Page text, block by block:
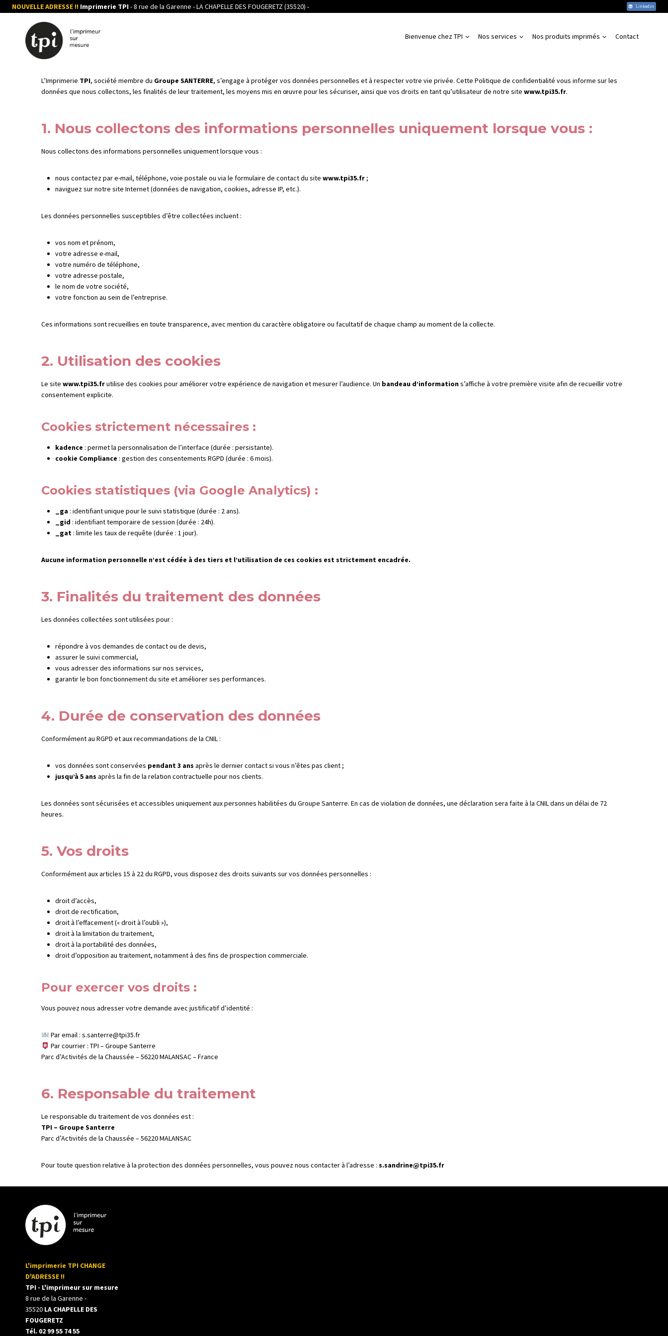
Aller
au
NOUVELLE ADRESSE !! Imprimerie TPI- 8 rue de la Garenne - LA CHAPELLE DES FOUGERETZ (35520) - Linkedin
Bienvenue chez TPI Nos services Nos produits imprimés Contact
L’Imprimerie TPI, société membre du Groupe SANTERRE, s’engage à protéger vos données personnelles et à respecter votre vie privée. Cette Politique de confidentialité vous informe sur les
données que nous collectons, les finalités de leur traitement, les moyens mis en œuvre pour les sécuriser, ainsi que vos droits en tant qu’utilisateur de notre site www.tpi35.fr.
1. Nous collectons des informations personnelles uniquement lorsque vous :
Nous collectons des informations personnelles uniquement lorsque vous :
nous contactez par e-mail, téléphone, voie postale ou via le formulaire de contact du site www.tpi35.fr ;
naviguez sur notre site Internet (données de navigation, cookies, adresse IP, etc.).
Les données personnelles susceptibles d’être collectées incluent :
vos nom et prénom,
votre adresse e-mail,
votre numéro de téléphone,
votre adresse postale,
le nom de votre société,
votre fonction au sein de l’entreprise.
Ces informations sont recueillies en toute transparence, avec mention du caractère obligatoire ou facultatif de chaque champ au moment de la collecte.
2. Utilisation des cookies
Le site www.tpi35.frutilise des cookies pour améliorer votre expérience de navigation et mesurer l’audience. Un bandeau d’informations’affiche à votre première visite afin de recueillir votre
consentement explicite.
Cookies strictement nécessaires :
kadence : permet la personnalisation de l’interface (durée : persistante).
cookie Compliance : gestion des consentements RGPD (durée : 6 mois).
Cookies statistiques (via Google Analytics) :
_ga : identifiant unique pour le suivi statistique (durée : 2 ans).
_gid : identifiant temporaire de session (durée : 24h).
_gat : limite les taux de requête (durée : 1 jour).
Aucune information personnelle n’est cédée à des tiers et l’utilisation de ces cookies est strictement encadrée.
3. Finalités du traitement des données
Les données collectées sont utilisées pour :
répondre à vos demandes de contact ou de devis,
assurer le suivi commercial,
vous adresser des informations sur nos services,
garantir le bon fonctionnement du site et améliorer ses performances.
4. Durée de conservation des données
Conformément au RGPD et aux recommandations de la CNIL :
vos données sont conservées pendant 3 ans après le dernier contact si vous n’êtes pas client ;
jusqu’à 5 ans après la fin de la relation contractuelle pour nos clients.
Les données sont sécurisées et accessibles uniquement aux personnes habilitées du Groupe Santerre. En cas de violation de données, une déclaration sera faite à la CNIL dans un délai de 72
heures.
5. Vos droits
Conformément aux articles 15 à 22 du RGPD, vous disposez des droits suivants sur vos données personnelles :
droit d’accès,
droit de rectification,
droit à l’effacement (« droit à l’oubli »),
droit à la limitation du traitement,
droit à la portabilité des données,
droit d’opposition au traitement, notamment à des fins de prospection commerciale.
Pour exercer vos droits :
Vous pouvez nous adresser votre demande avec justificatif d’identité :
Par email : s.santerre@tpi35.fr
Par courrier : TPI – Groupe Santerre
Parc d’Activités de la Chaussée – 56220 MALANSAC – France
6. Responsable du traitement
Le responsable du traitement de vos données est :
TPI – Groupe Santerre
Parc d’Activités de la Chaussée – 56220 MALANSAC
Pour toute question relative à la protection des données personnelles, vous pouvez nous contacter à l’adresse : s.sandrine@tpi35.fr
L'imprimerie TPI CHANGE
D'ADRESSE !!
TPI - L'imprimeur sur mesure
8 rue de la Garenne -
35520 LA CHAPELLE DES
FOUGERETZ
Tél. 02 99 55 74 55